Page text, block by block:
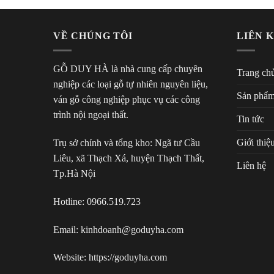
VỀ CHÚNG TÔI
GỖ DUY HÀ là nhà cung cấp chuyên
nghiệp các loại gỗ tự nhiên nguyên liệu,
ván gỗ công nghiệp phục vụ các công
trình nội ngoại thất.
Trụ sở chính và tổng kho: Ngã tư Cầu
Liêu, xã Thạch Xá, huyện Thạch Thất,
Tp.Hà Nội
Hotline: 0966.519.723
Email: kinhdoanh@goduyha.com
Website: https://goduyha.com
LIÊN
Trang
Sản
Tin tức
Giới thiệu
Liên hệ